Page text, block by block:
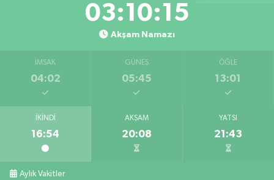
03:10:14
Akşam Namazı
İMSAK
04:02
GÜNEŞ
05:45
ÖĞLE
13:01
İKINDI
16:54
AKŞAM
20:08
YATSI
21:43
Aylık Vakitler